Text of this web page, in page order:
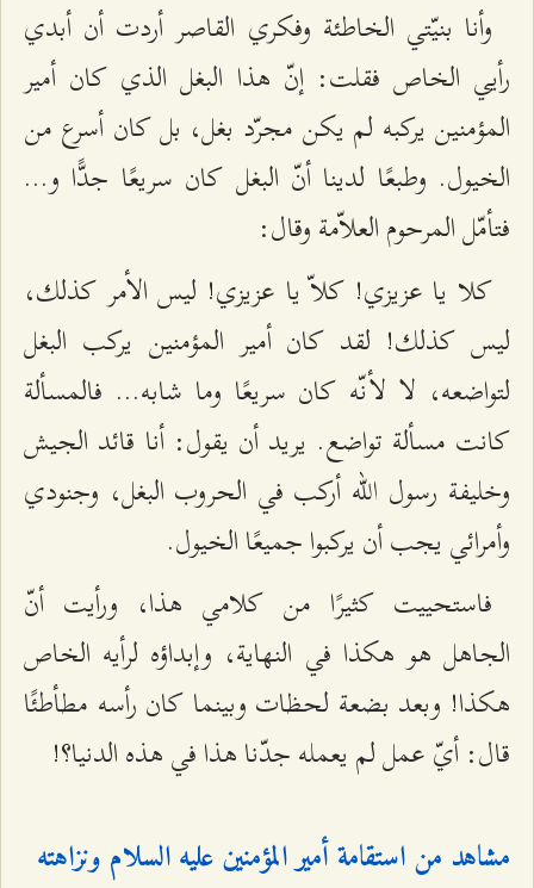
وأنا بنيّتي الخاطئة وفكري القاصر أردت أن أبدي
رأيي الخاص فقلت: إنّ هذا البغل الذي كان أمير
المؤمنين يركبه لم يكن مجرّد بغل، بل كان أسرع من
الخيول. وطبعًا لدينا أنّ البغل كان سريعًا جدًّا و…
فتأمّل المرحوم العلاّمة وقال:
كلا يا عزيزي! كلاّ يا عزيزي! ليس الأمر كذلك،
ليس كذلك! لقد كان أمير المؤمنين يركب البغل
لتواضعه، لا لأنّه كان سريعًا وما شابه… فالمسألة
كانت مسألة تواضع. يريد أن يقول: أنا قائد الجيش
وخليفة رسول الله أركب في الحروب البغل، وجنودي
وأمرائي يجب أن يركبوا جميعًا الخيول.
فاستحييت كثيرًا من كلامي هذا، ورأيت أنّ
الجاهل هو هكذا في النهاية، وإبداؤه لرأيه الخاص
هكذا! وبعد بضعة لحظات وبينما كان رأسه مطأطئًا
قال: أيّ عمل لم يعمله جدّنا هذا في هذه الدنيا؟!
مشاهد من استقامة أمير المؤمنين عليه السلام ونزاهته